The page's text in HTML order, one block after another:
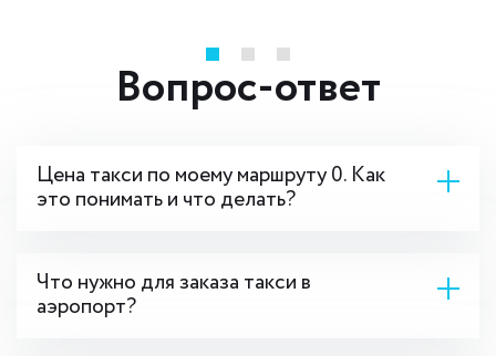
Вопрос-ответ
Цена такси по моему маршруту 0. Как
это понимать и что делать?
Что нужно для заказа такси в
аэропорт?